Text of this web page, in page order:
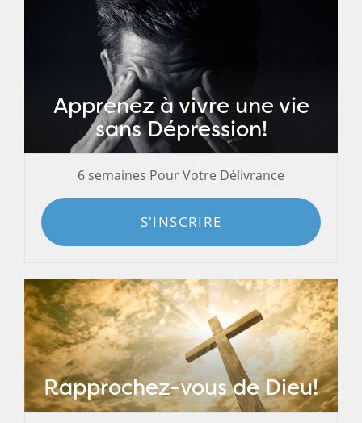
Apprenez à vivre une vie
sans Dépression!
6 semaines Pour Votre Délivrance
S'INSCRIRE
Rapprochez-vous de Dieu!